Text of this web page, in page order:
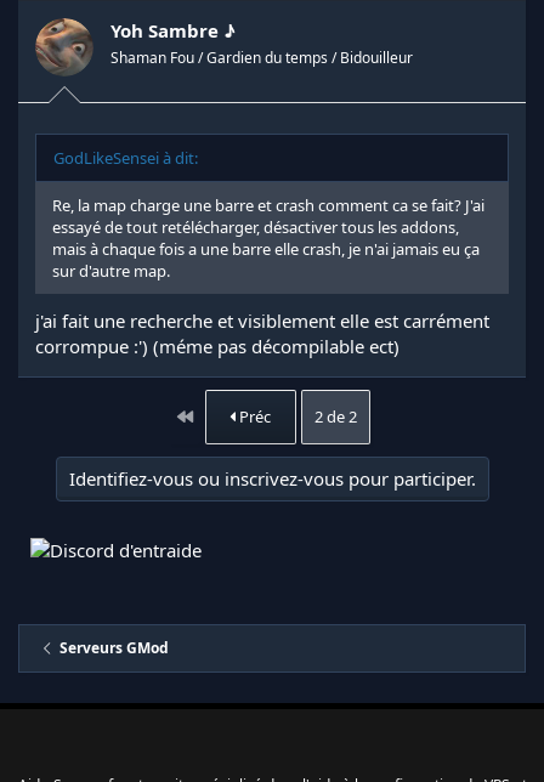
n
s
:
Yoh Sambre ♪
Shaman Fou / Gardien du temps / Bidouilleur
GodLikeSensei à dit:
Re, la map charge une barre et crash comment ca se fait? J'ai
essayé de tout retélécharger, désactiver tous les addons,
mais à chaque fois a une barre elle crash, je n'ai jamais eu ça
sur d'autre map.
j'ai fait une recherche et visiblement elle est carrément
corrompue :') (méme pas décompilable ect)
PremierPréc 2 de 2
Identifiez-vous ou inscrivez-vous pour participer.
Serveurs GMod